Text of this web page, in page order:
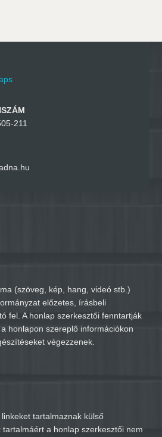
211
(szöveg, kép, hang, videó stb.)
előzetes, írásbeli
fel. A honlap szerkesztői fenntartják
honlapon szereplő információkon
végezzenek.
tartalmaznak külső
a honlap szerkesztői nem